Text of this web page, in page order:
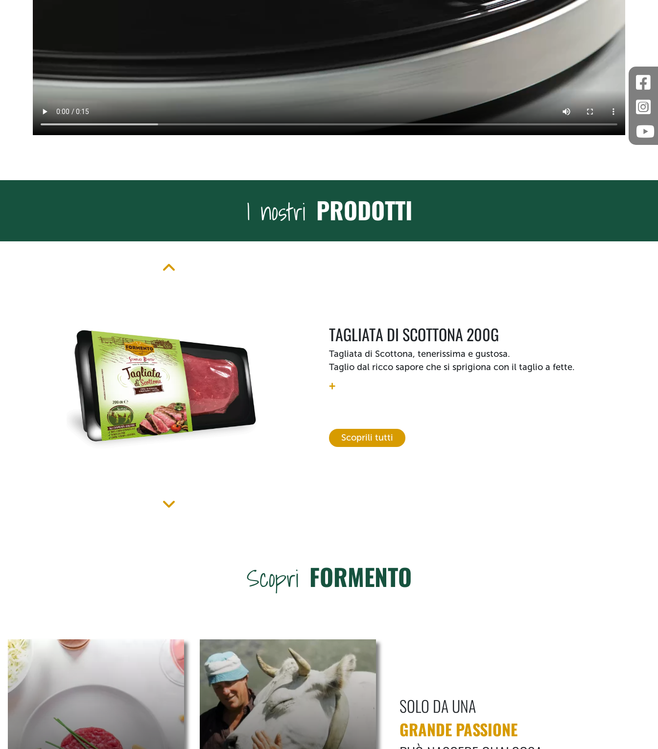
I nostri PRODOTTI
Lombata di Razza Piemontese, tenera e delicata.
+
TAGLIATA DI SCOTTONA200G
Tagliata di Scottona, tenerissima e gustosa.
Taglio dal ricco sapore che si sprigiona con il taglio a fette.
+
Scoprili tutti
Gusto speziato, con note di paprica e peperoncino.
+
Scoprili tutti
Scopri FORMENTO
SOLO DA UNA
GRANDE PASSIONE